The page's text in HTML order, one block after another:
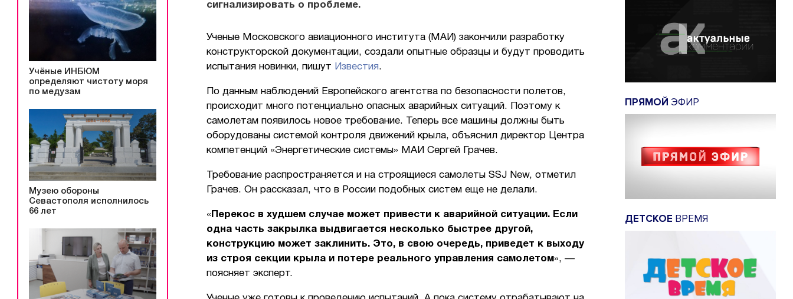
Учёные ИНБЮМ
определяют чистоту моря
по медузам
Музею обороны
Севастополя исполнилось
66 лет
сигнализировать о проблеме.
Ученые Московского авиационного института (МАИ) закончили разработку
конструкторской документации, создали опытные образцы и будут проводить
испытания новинки, пишут Известия.
По данным наблюдений Европейского агентства по безопасности полетов,
происходит много потенциально опасных аварийных ситуаций. Поэтому к
самолетам появилось новое требование. Теперь все машины должны быть
оборудованы системой контроля движений крыла, объяснил директор Центра
компетенций «Энергетические системы» МАИ Сергей Грачев.
Требование распространяется и на строящиеся самолеты SSJ New, отметил
Грачев. Он рассказал, что в России подобных систем еще не делали.
« Перекос в худшем случае может привести к аварийной ситуации. Если
одна часть закрылка выдвигается несколько быстрее другой,
конструкцию может заклинить. Это, в свою очередь, приведет к выходу
из строя секции крыла и потере реального управления самолетом», —
поясняет эксперт.
ПРЯМОЙ ЭФИР
ДЕТСКОЕ ВРЕМЯ